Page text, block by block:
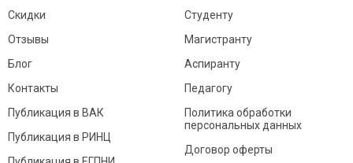
Скидки
Отзывы
Блог
Контакты
Студенту
Магистранту
Аспиранту
Педагогу
Публикация в ВАК
Публикация в РИНЦ
Политика обработки
персональных данных
Договор оферты